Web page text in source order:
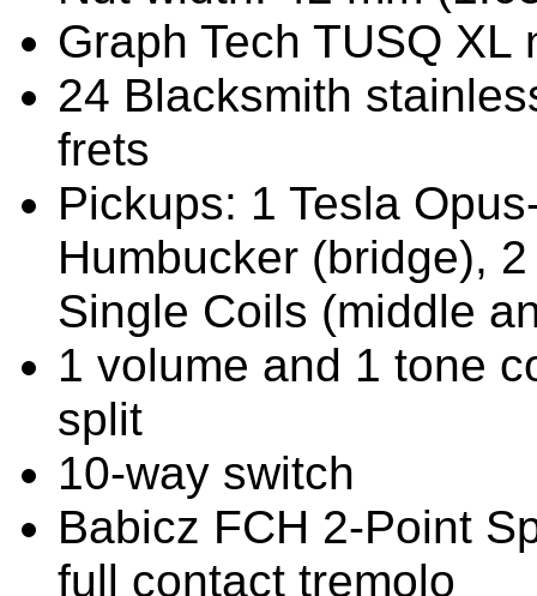
Graph Tech TUSQ XL
24 Blacksmith
frets
Pickups: 1 Tesla
Humbucker (bridge),
Single Coils (middle
1 volume and 1 tone
split
10-way switch
Babicz FCH 2-Point
full contact tremolo